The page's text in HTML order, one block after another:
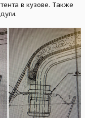
в кузове. Также